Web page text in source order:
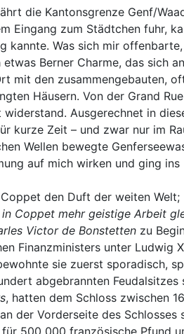
die Kantonsgrenze Genf/
Eingang zum Städtchen fuhr,
kannte. Was sich mir
Berner Charme, das sich
mit den zusammengebauten,
Häusern. Von der Grand
Ausgerechnet in
kurze Zeit – und zwar nur im
Wellen bewegte
auf mich wirken und ging
den Duft der weiten
Coppet mehr geistige Arbeit
Victor de Bonstetten zu
Finanzministers unter Ludwig
sie zuerst sporadisch,
abgebrannten
, hatten dem Schloss zwischen
der Vorderseite des
500 000 französische Pfund